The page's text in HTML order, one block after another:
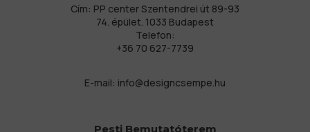
Cím: PP center Szentendrei út 89-93
74. épület. 1033 Budapest
Telefon:
+36 70 627-7739
E-mail: info@designcsempe.hu
Pesti Bemutatóterem